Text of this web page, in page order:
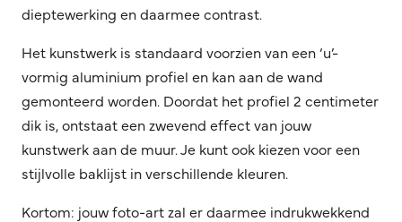
dieptewerking en daarmee contrast.
Het kunstwerk is standaard voorzien van een ‘u’-
vormig aluminium profiel en kan aan de wand
gemonteerd worden. Doordat het profiel 2 centimeter
dik is, ontstaat een zwevend effect van jouw
kunstwerk aan de muur. Je kunt ook kiezen voor een
stijlvolle baklijst in verschillende kleuren.
Kortom: jouw foto-art zal er daarmee indrukwekkend